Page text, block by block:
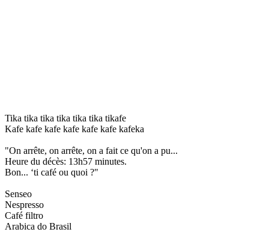
Tika tika tika tika tika tika tikafe
Kafe kafe kafe kafe kafe kafe kafeka
"On arrête, on arrête, on a fait ce qu'on a pu...
Heure du décès: 13h57 minutes.
Bon... ‘ti café ou quoi ?"
Senseo
Nespresso
Café filtro
Arabica do Brasil